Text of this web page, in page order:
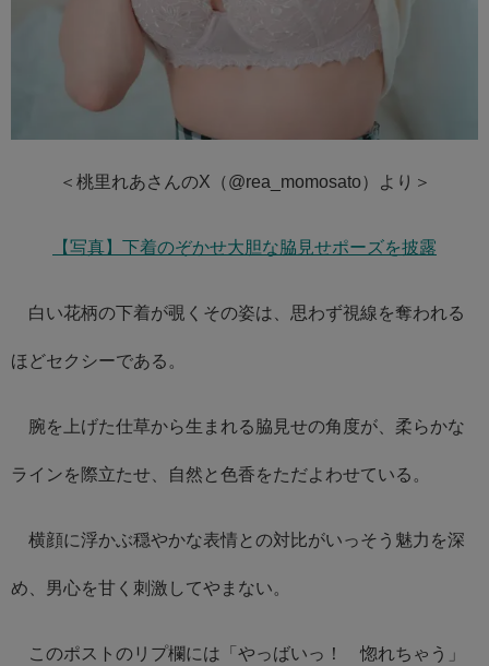
＜桃里れあさんのX（@rea_momosato）より＞
【写真】下着のぞかせ大胆な脇見せポーズを披露
白い花柄の下着が覗くその姿は、思わず視線を奪われる
ほどセクシーである。
腕を上げた仕草から生まれる脇見せの角度が、柔らかな
ラインを際立たせ、自然と色香をただよわせている。
横顔に浮かぶ穏やかな表情との対比がいっそう魅力を深
め、男心を甘く刺激してやまない。
このポストのリプ欄には「やっばいっ！ 惚れちゃう」